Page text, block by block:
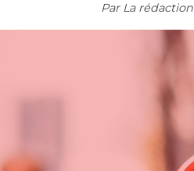
Par La rédaction